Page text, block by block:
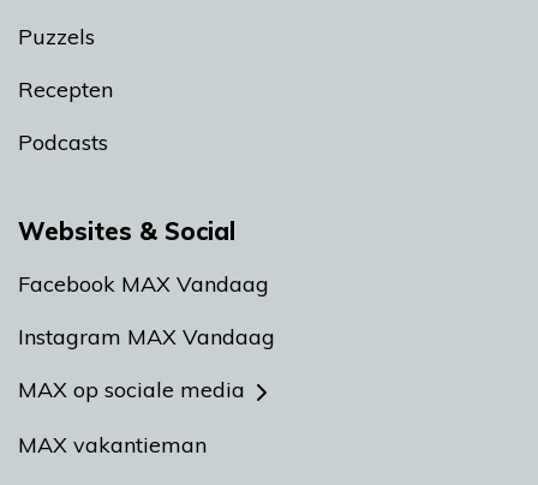
Puzzels
Recepten
Podcasts
Websites & Social
Facebook MAX Vandaag
Instagram MAX Vandaag
MAX op sociale media
MAX vakantieman